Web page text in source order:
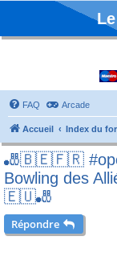
FAQ Arcade
Accueil Index du
🎳🇧🇪🇫🇷
Bowling des
🇪🇺🎳
Répondre